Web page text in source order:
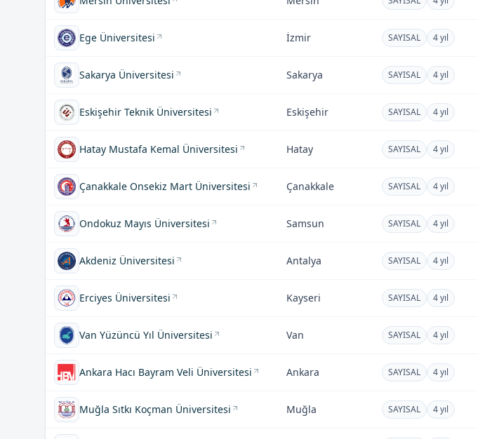
Ege Üniversitesi İzmir SAYISAL 4 yıl
Sakarya Üniversitesi Sakarya SAYISAL 4 yıl
Eskişehir Teknik Üniversitesi Eskişehir SAYISAL 4 yıl
Hatay Mustafa Kemal Üniversitesi Hatay SAYISAL 4 yıl
Çanakkale Onsekiz Mart Üniversitesi Çanakkale SAYISAL 4 yıl
Ondokuz Mayıs Üniversitesi Samsun SAYISAL 4 yıl
Akdeniz Üniversitesi Antalya SAYISAL 4 yıl
Erciyes Üniversitesi Kayseri SAYISAL 4 yıl
Van Yüzüncü Yıl Üniversitesi Van SAYISAL 4 yıl
Ankara Hacı Bayram Veli Üniversitesi Ankara SAYISAL 4 yıl
Muğla Sıtkı Koçman Üniversitesi Muğla SAYISAL 4 yıl